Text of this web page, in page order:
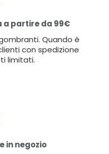
a partire da 99€
Quando è
con spedizione
limitati.
in negozio